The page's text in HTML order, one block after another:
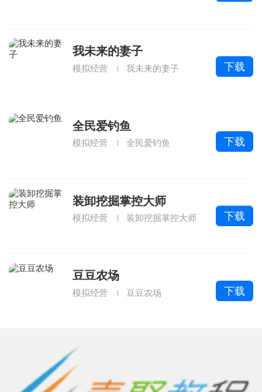
我未来的妻子
模拟经营 我未来的妻子 下载
全民爱钓鱼
模拟经营 全民爱钓鱼 下载
装卸挖掘掌控大师
模拟经营 装卸挖掘掌控大师 下载
豆豆农场
模拟经营 豆豆农场 下载